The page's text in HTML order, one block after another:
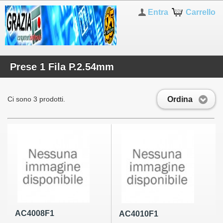
Carrello
Entra
Prese 1 Fila P.2.54mm
Ordina
Ci sono 3 prodotti.
AC4008F1 AC4010F1